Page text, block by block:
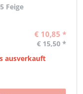
Feige
€ 10,85 *
€ 15,50 *
ausverkauft